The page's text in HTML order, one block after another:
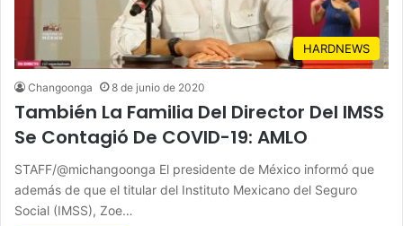
HARDNEWS
Changoonga 8 de junio de 2020
También La Familia Del Director Del IMSS
Se Contagió De COVID-19: AMLO
STAFF/@michangoonga El presidente de México informó que
además de que el titular del Instituto Mexicano del Seguro
Social (IMSS), Zoe…